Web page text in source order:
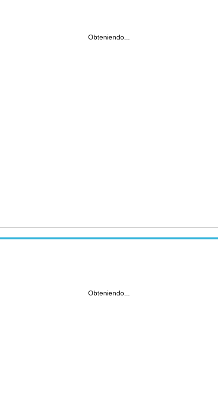
Obteniendo...
Obteniendo...